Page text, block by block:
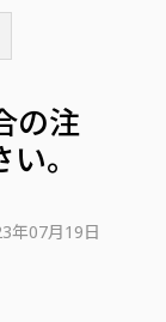
の注
。
年07月19日